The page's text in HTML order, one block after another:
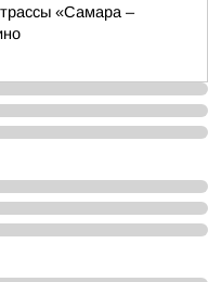
«Самара –